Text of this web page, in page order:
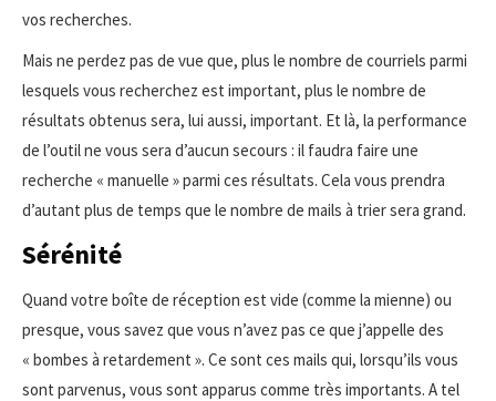
vos recherches.
Mais ne perdez pas de vue que, plus le nombre de courriels parmi
lesquels vous recherchez est important, plus le nombre de
résultats obtenus sera, lui aussi, important. Et là, la performance
de l’outil ne vous sera d’aucun secours : il faudra faire une
recherche « manuelle » parmi ces résultats. Cela vous prendra
d’autant plus de temps que le nombre de mails à trier sera grand.
Sérénité
Quand votre boîte de réception est vide (comme la mienne) ou
presque, vous savez que vous n’avez pas ce que j’appelle des
« bombes à retardement ». Ce sont ces mails qui, lorsqu’ils vous
sont parvenus, vous sont apparus comme très importants. A tel